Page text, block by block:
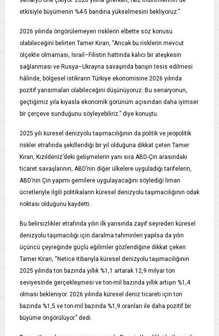
etkisiyle büyümenin %4-5 bandına yükselmesini bekliyoruz.”
2026 yılında öngörülemeyen risklerin elbette söz konusu
olabileceğini belirten Tamer Kıran, “Ancak bu risklerin mevcut
ölçekte olmaması, İsrail–Filistin hattında kalıcı bir ateşkesin
sağlanması ve Rusya–Ukrayna savaşında barışın tesis edilmesi
hâlinde, bölgesel istikrarın Türkiye ekonomisine 2026 yılında
pozitif yansımaları olabileceğini düşünüyoruz. Bu senaryonun,
geçtiğimiz yıla kıyasla ekonomik görünüm açısından daha iyimser
bir çerçeve sunduğunu söyleyebiliriz.” diye konuştu.
2025 yılı küresel denizyolu taşımacılığının da politik ve jeopolitik
riskler etrafında şekillendiği bir yıl olduğuna dikkat çeten Tamer
Kıran, Kızıldeniz’deki gelişmelerin yanı sıra ABD-Çin arasındaki
ticaret savaşlarının, ABD’nin diğer ülkelere uyguladığı tarifelerin,
ABD’nin Çin yapımı gemilere uygulayacağını söylediği liman
ücretleriyle ilgili politikaların küresel denizyolu taşımacılığının odak
noktası olduğunu kaydetti.
Bu belirsizlikler etrafında yılın ilk yarısında zayıf seyreden küresel
denizyolu taşımacılığı için daralma tahminleri yapılsa da yılın
üçüncü çeyreğinde güçlü eğilimler gözlendiğine dikkat çeken
Tamer Kıran, “Netice itibarıyla küresel denizyolu taşımacılığının
2025 yılında ton bazında yıllık %1,1 artarak 12,9 milyar ton
seviyesinde gerçekleşmesi ve ton-mil bazında yıllık artışın %1,4
olması bekleniyor. 2026 yılında küresel deniz ticareti için ton
bazında %1,5 ve ton-mil bazında %1,9 oranları ile daha pozitif bir
büyüme öngörülüyor.” dedi.